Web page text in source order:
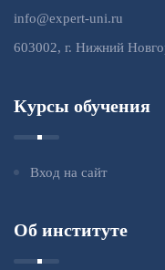
info@expert-uni.ru
603002, г. Нижний
Курсы обучения
Вход на сайт
Об институте